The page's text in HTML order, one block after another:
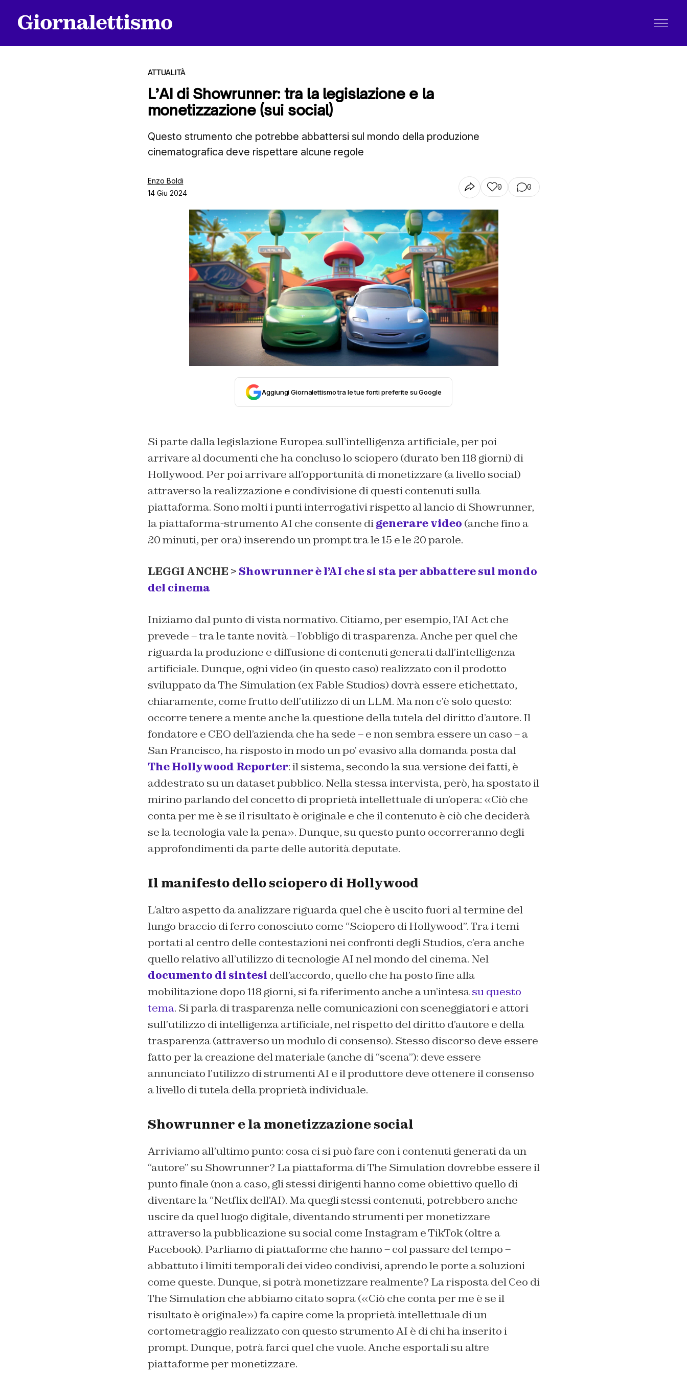
ATTUALITÀ
L’AI di Showrunner: tra la legislazione e la
monetizzazione (sui social)
Questo strumento che potrebbe abbattersi sul mondo della produzione
cinematografica deve rispettare alcune regole
Enzo Boldi
14 Giu 2024
0 0
Aggiungi Giornalettismo tra le tue fonti preferite su Google
Si parte dalla legislazione Europea sull’intelligenza artificiale, per poi
arrivare al documenti che ha concluso lo sciopero (durato ben 118 giorni) di
Hollywood. Per poi arrivare all’opportunità di monetizzare (a livello social)
attraverso la realizzazione e condivisione di questi contenuti sulla
piattaforma. Sono molti i punti interrogativi rispetto al lancio di Showrunner,
la piattaforma-strumento AI che consente digenerare video (anche fino a
20 minuti, per ora) inserendo un prompt tra le 15 e le 20 parole.
LEGGI ANCHE > Showrunner è l’AI che si sta per abbattere sul mondo
del cinema
Iniziamo dal punto di vista normativo. Citiamo, per esempio, l’AI Act che
prevede – tra le tante novità – l’obbligo di trasparenza. Anche per quel che
riguarda la produzione e diffusione di contenuti generati dall’intelligenza
artificiale. Dunque, ogni video (in questo caso) realizzato con il prodotto
sviluppato da The Simulation (ex Fable Studios) dovrà essere etichettato,
chiaramente, come frutto dell’utilizzo di un LLM. Ma non c’è solo questo:
occorre tenere a mente anche la questione della tutela del diritto d’autore. Il
fondatore e CEO dell’azienda che ha sede – e non sembra essere un caso – a
San Francisco, ha risposto in modo un po’ evasivo alla domanda posta dal
The Hollywood Reporter: il sistema, secondo la sua versione dei fatti, è
addestrato su un dataset pubblico. Nella stessa intervista, però, ha spostato il
mirino parlando del concetto di proprietà intellettuale di un’opera: «Ciò che
conta per me è se il risultato è originale e che il contenuto è ciò che deciderà
se la tecnologia vale la pena». Dunque, su questo punto occorreranno degli
approfondimenti da parte delle autorità deputate.
Il manifesto dello sciopero di Hollywood
L’altro aspetto da analizzare riguarda quel che è uscito fuori al termine del
lungo braccio di ferro conosciuto come “Sciopero di Hollywood”. Tra i temi
portati al centro delle contestazioni nei confronti degli Studios, c’era anche
quello relativo all’utilizzo di tecnologie AI nel mondo del cinema. Nel
documento di sintesi dell’accordo, quello che ha posto fine alla
mobilitazione dopo 118 giorni, si fa riferimento anche a un’intesasu questo
tema. Si parla di trasparenza nelle comunicazioni con sceneggiatori e attori
sull’utilizzo di intelligenza artificiale, nel rispetto del diritto d’autore e della
trasparenza (attraverso un modulo di consenso). Stesso discorso deve essere
fatto per la creazione del materiale (anche di “scena”): deve essere
annunciato l’utilizzo di strumenti AI e il produttore deve ottenere il consenso
a livello di tutela della proprietà individuale.
Showrunner e la monetizzazione social
Arriviamo all’ultimo punto: cosa ci si può fare con i contenuti generati da un
“autore” su Showrunner? La piattaforma di The Simulation dovrebbe essere il
punto finale (non a caso, gli stessi dirigenti hanno come obiettivo quello di
diventare la “Netflix dell’AI). Ma quegli stessi contenuti, potrebbero anche
uscire da quel luogo digitale, diventando strumenti per monetizzare
attraverso la pubblicazione su social come Instagram e TikTok (oltre a
Facebook). Parliamo di piattaforme che hanno – col passare del tempo –
abbattuto i limiti temporali dei video condivisi, aprendo le porte a soluzioni
come queste. Dunque, si potrà monetizzare realmente? La risposta del Ceo di
The Simulation che abbiamo citato sopra («Ciò che conta per me è se il
risultato è originale») fa capire come la proprietà intellettuale di un
cortometraggio realizzato con questo strumento AI è di chi ha inserito i
prompt. Dunque, potrà farci quel che vuole. Anche esportali su altre
piattaforme per monetizzare.